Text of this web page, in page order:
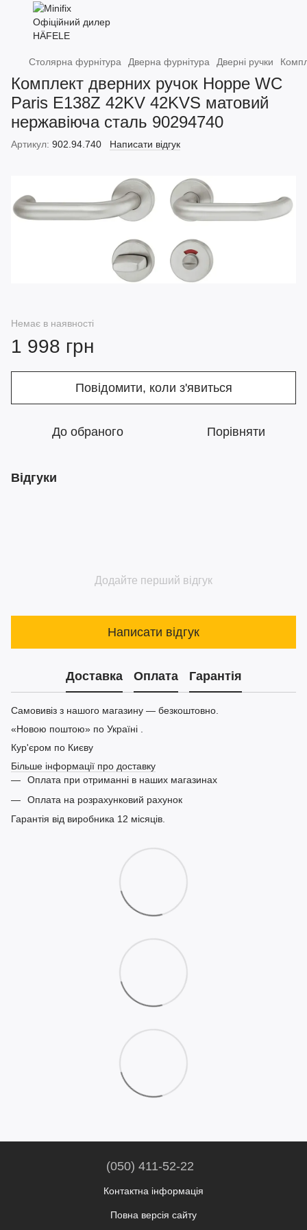
Столярна фурнітура Дверна фурнітура Дверні ручки
Комплект дверних ручок Hoppe WC
Paris E138Z 42KV 42KVS матовий
нержавіюча сталь 90294740
Артикул: 902.94.740 Написати відгук
Немає в наявності
1 998 грн
Повідомити, коли з'явиться
До обраного Порівняти
Відгуки
Додайте перший відгук
Написати відгук
Доставка Оплата Гарантія
Самовивіз з нашого магазину — безкоштовно.
«Новою поштою» по Україні .
Кур'єром по Києву
Більше інформації про доставку
Оплата при отриманні в наших магазинах
Оплата на розрахунковий рахунок
Гарантія від виробника 12 місяців.
(050) 411-52-22
Контактна інформація
Повна версія сайту